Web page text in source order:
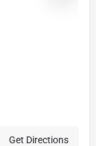
Get Directions